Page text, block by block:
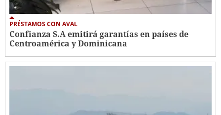
PRÉSTAMOS CON AVAL
Confianza S.A emitirá garantías en países de
Centroamérica y Dominicana